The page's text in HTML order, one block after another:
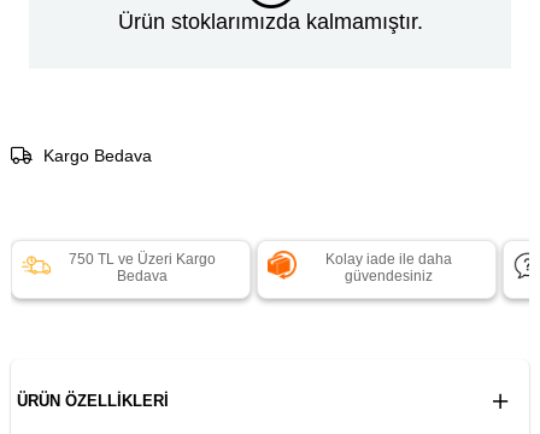
Ürün stoklarımızda kalmamıştır.
Kargo Bedava
750 TL ve Üzeri Kargo
Bedava
Kolay iade ile daha
güvendesiniz
ÜRÜN ÖZELLIKLERI